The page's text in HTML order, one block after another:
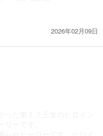
2026年02月09日